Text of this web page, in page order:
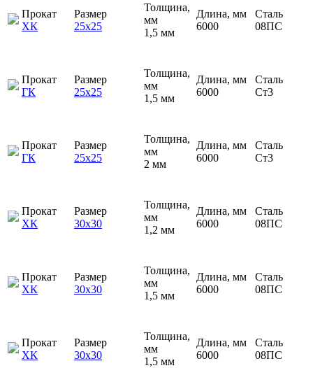
Прокат
ХК
Размер
25х25
Толщина,
мм
1,5 мм
Длина, мм
6000
Сталь
08ПС
Прокат
ГК
Размер
25х25
Толщина,
мм
1,5 мм
Длина, мм
6000
Сталь
Ст3
Прокат
ГК
Размер
25х25
Толщина,
мм
2 мм
Длина, мм
6000
Сталь
Ст3
Прокат
ХК
Размер
30х30
Толщина,
мм
1,2 мм
Длина, мм
6000
Сталь
08ПС
Прокат
ХК
Размер
30х30
Толщина,
мм
1,5 мм
Длина, мм
6000
Сталь
08ПС
Прокат
ХК
Размер
30х30
Толщина,
мм
1,5 мм
Длина, мм
6000
Сталь
08ПС